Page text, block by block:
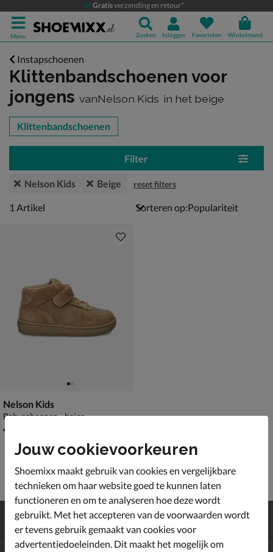
Gratisverzending en retour*
Menu Zoeken Inloggen Favorieten Winkelmand
Instapschoenen
Klittenbandschoenen voor
jongens vanNelson Kids in het beige
over
Klittenbandschoenen
Filter
Nelson Kids Beige reset filters
1 artikel
1 Artikel Sorteren op:
Nelson Kids
Babyschoenen - beige
€ 49,99
49
Gratisverzending en retour*
Achterafbetalen
Jouw cookievoorkeuren
Shoemixx maakt gebruik van cookies en vergelijkbare
technieken om haar website goed te kunnen laten
functioneren en om te analyseren hoe deze wordt
gebruikt. Met het accepteren van de voorwaarden wordt
er tevens gebruik gemaakt van cookies voor
advertentiedoeleinden. Dit maakt het mogelijk om